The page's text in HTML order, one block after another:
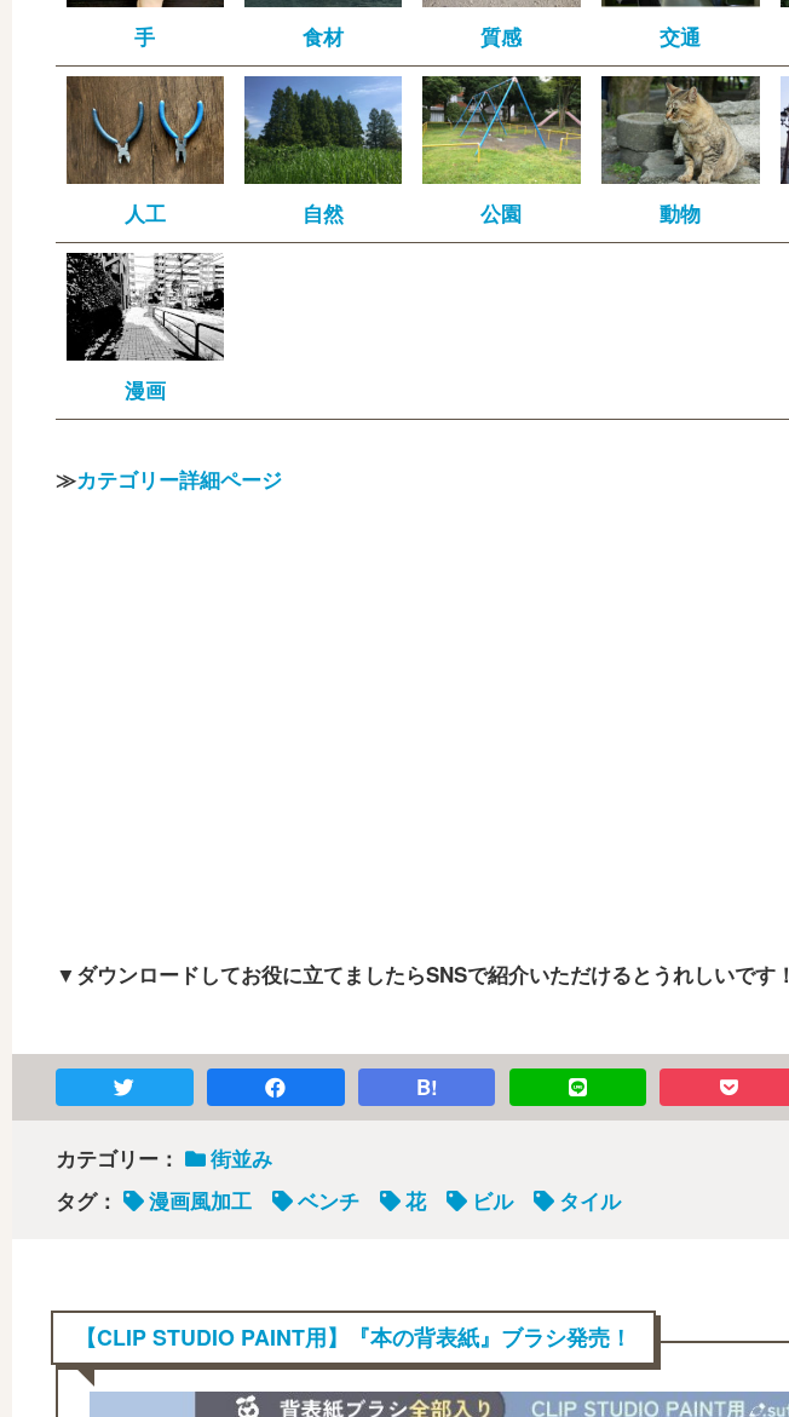
手 食材 質感 交通
人工 自然 公園 動物
漫画
≫カテゴリー詳細ページ
▼ダウンロードしてお役に立てましたらSNSで紹介いただけるとうれしいです！
B!
カテゴリー：
街並み
タグ：
漫画風加工 ベンチ 花 ビル タイル
【CLIP STUDIO PAINT用】『本の背表紙』ブラシ発売！